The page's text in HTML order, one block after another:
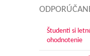
Študenti si
ohodnotenie